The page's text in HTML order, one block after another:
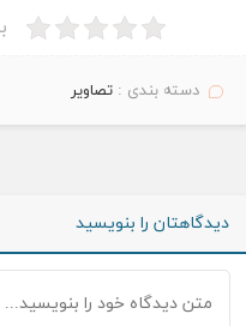
دسته بندی :تصاویر
دیدگاهتان را بنویسید